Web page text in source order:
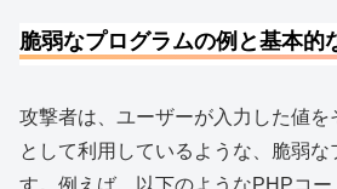
脆弱なプログラムの例と基本的
攻撃者は、ユーザーが入力した値を
として利用しているような、脆弱な
す。例えば、以下のようなPHPコー